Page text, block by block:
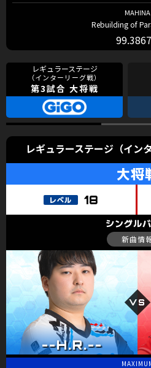
MAHINA
Rebuilding of
99.3867
第3試合 大将戦
レギュラーステージ（イン
大将
18